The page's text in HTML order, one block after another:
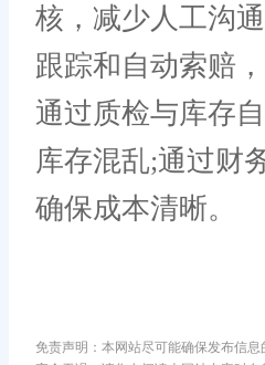
核，减少人工沟
跟踪和自动索赔
通过质检与库存
库存混乱;通过财
确保成本清晰。
免责声明：本网站尽可能确保发布信